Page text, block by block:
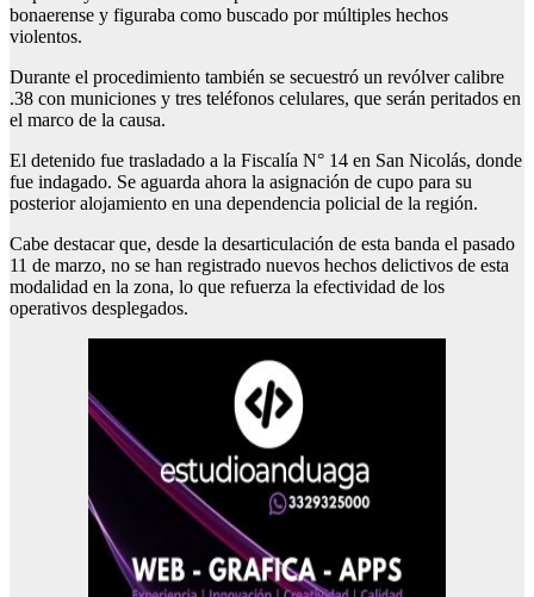
bonaerense y figuraba como buscado por múltiples hechos
violentos.
Durante el procedimiento también se secuestró un revólver calibre
.38 con municiones y tres teléfonos celulares, que serán peritados en
el marco de la causa.
El detenido fue trasladado a la Fiscalía N° 14 en San Nicolás, donde
fue indagado. Se aguarda ahora la asignación de cupo para su
posterior alojamiento en una dependencia policial de la región.
Cabe destacar que, desde la desarticulación de esta banda el pasado
11 de marzo, no se han registrado nuevos hechos delictivos de esta
modalidad en la zona, lo que refuerza la efectividad de los
operativos desplegados.